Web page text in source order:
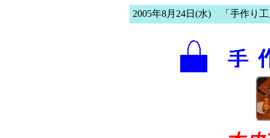
2005年8月24日(水) 「手作り